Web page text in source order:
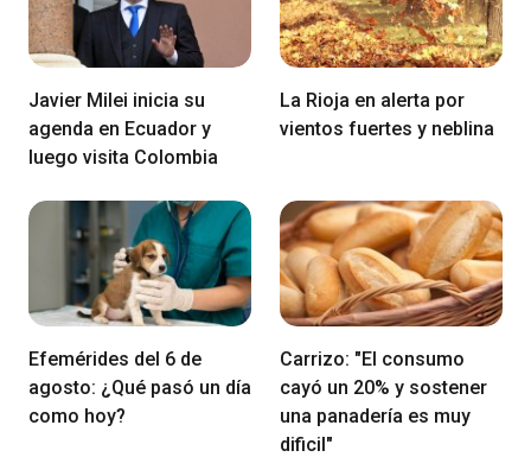
Javier Milei inicia su
agenda en Ecuador y
luego visita Colombia
La Rioja en alerta por
vientos fuertes y neblina
Efemérides del 6 de
agosto: ¿Qué pasó un día
como hoy?
Carrizo: "El consumo
cayó un 20% y sostener
una panadería es muy
dificil"